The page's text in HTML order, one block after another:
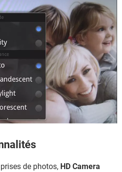
de photos, HD Camera